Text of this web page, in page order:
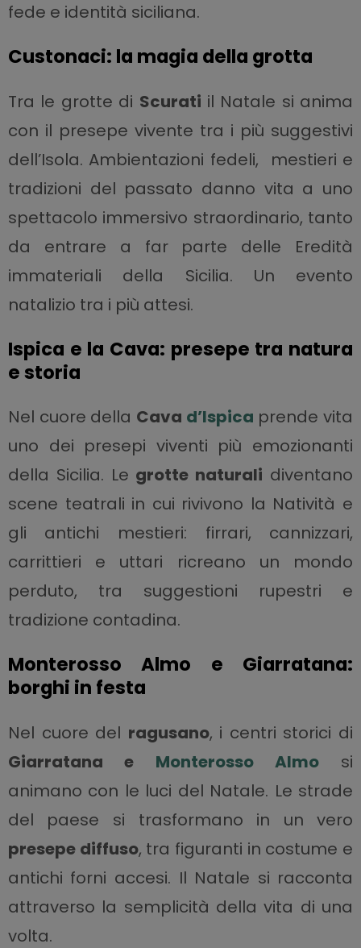
fede e identità siciliana.
Custonaci: la magia della grotta
Tra le grotte di Scurati il Natale si anima
con il presepe vivente tra i più suggestivi
dell’Isola. Ambientazioni fedeli, mestieri e
tradizioni del passato danno vita a uno
spettacolo immersivo straordinario, tanto
da entrare a far parte delle Eredità
immateriali della Sicilia. Un evento
natalizio tra i più attesi.
Ispica e la Cava: presepe tra natura
e storia
Nel cuore della Cava d’Ispica prende vita
uno dei presepi viventi più emozionanti
della Sicilia. Le grotte naturali diventano
scene teatrali in cui rivivono la Natività e
gli antichi mestieri: firrari, cannizzari,
carrittieri e uttari ricreano un mondo
perduto, tra suggestioni rupestri e
tradizione contadina.
Monterosso Almo e Giarratana:
borghi in festa
Nel cuore del ragusano, i centri storici di
Giarratana e Monterosso Almosi
animano con le luci del Natale. Le strade
del paese si trasformano in un vero
presepe diffuso, tra figuranti in costume e
antichi forni accesi. Il Natale si racconta
attraverso la semplicità della vita di una
volta.